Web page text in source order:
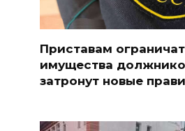
Приставам
имущества
затронут новые